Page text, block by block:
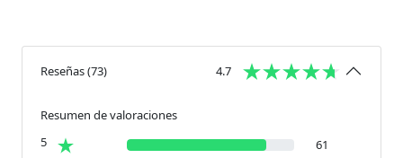
Reseñas(73) 4.7
Resumen de valoraciones
5
61